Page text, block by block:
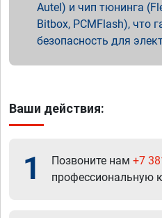
Autel) и чип тюнинга
Bitbox, PCMFlash), что
безопасность для
Ваши действия:
1 Позвоните нам +7
профессиональную